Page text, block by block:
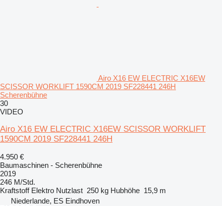
Airo X16 EW ELECTRIC X16EW
SCISSOR WORKLIFT 1590CM 2019 SF228441 246H
Scherenbühne
30
VIDEO
Airo X16 EW ELECTRIC X16EW SCISSOR WORKLIFT
1590CM 2019 SF228441 246H
4.950 €
Baumaschinen - Scherenbühne
2019
246 M/Std.
Kraftstoff Elektro Nutzlast 250 kg Hubhöhe 15,9 m
Niederlande, ES Eindhoven